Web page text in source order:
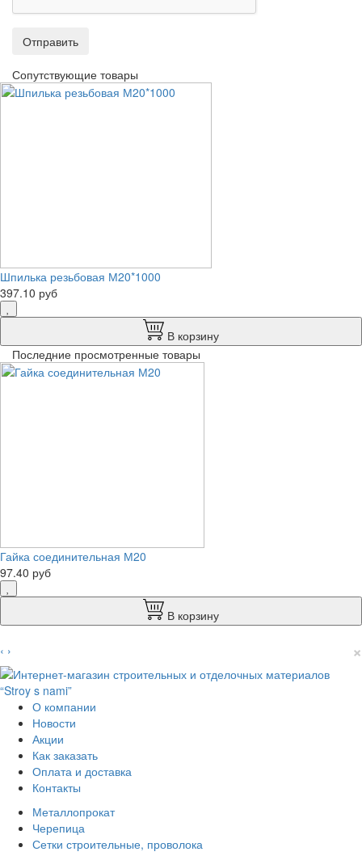
Отправить
Сопутствующие товары
Шпилька резьбовая М20*1000
397.10 руб
В корзину
Последние просмотренные товары
Гайка соединительная М20
97.40 руб
В корзину
‹ › ×
О компании
Новости
Акции
Как заказать
Оплата и доставка
Контакты
Металлопрокат
Черепица
Сетки строительные, проволока